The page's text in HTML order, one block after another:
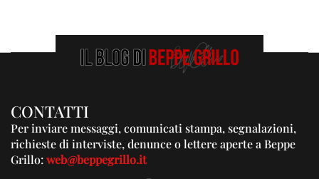
CONTATTI
Per inviare messaggi, comunicati stampa, segnalazioni,
richieste di interviste, denunce o lettere aperte a Beppe
Grillo:web@beppegrillo.it